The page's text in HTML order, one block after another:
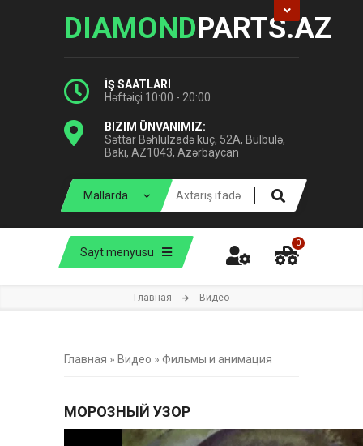
DIAMONDPARTS.AZ
İŞ SAATLARI
Həftəiçi 10:00 - 20:00
BIZIM ÜNVANIMIZ:
Səttar Bəhlulzadə küç, 52A, Bülbulə,
Bakı, AZ1043, Azərbaycan
Sayt menyusu
0
Главная Видео
Главная » Видео » Фильмы и анимация
МОРОЗНЫЙ УЗОР